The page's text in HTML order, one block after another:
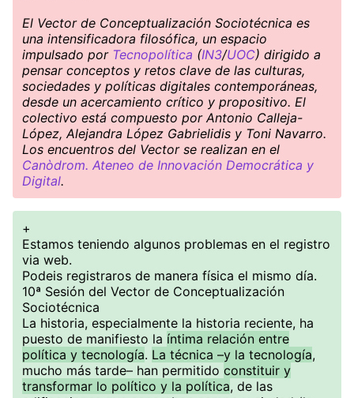
El Vector de Conceptualización Sociotécnica es
una intensificadora filosófica, un espacio
impulsado por Tecnopolítica (IN3/UOC) dirigido a
pensar conceptos y retos clave de las culturas,
sociedades y políticas digitales contemporáneas,
desde un acercamiento crítico y propositivo. El
colectivo está compuesto por Antonio Calleja-
López, Alejandra López Gabrielidis y Toni Navarro.
Los encuentros del Vector se realizan en el
Canòdrom. Ateneo de Innovación Democrática y
Digital.
+
Estamos teniendo algunos problemas en el registro
via web.
Podeis registraros de manera física el mismo día.
10ª Sesión del Vector de Conceptualización
Sociotécnica
La historia, especialmente la historia reciente, ha
puesto de manifiesto la íntima relación entre
política y tecnología. La técnica –y la tecnología,
mucho más tarde– han permitido constituir y
transformar lo político y la política, de las